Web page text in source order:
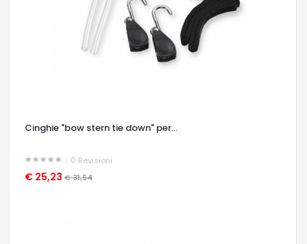
Cinghie "bow stern tie down" per...
0 Revisioni
€ 25,23 € 31,54
OCCHIATA VELOCE